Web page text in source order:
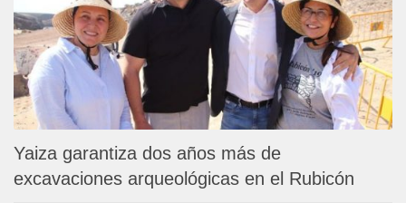
Yaiza garantiza dos años más de
excavaciones arqueológicas en el Rubicón